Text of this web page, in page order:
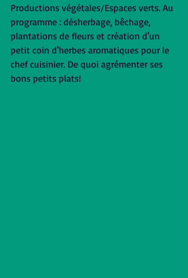
Productions végétales/Espaces verts. Au
programme : désherbage, bêchage,
plantations de fleurs et création d'un
petit coin d'herbes aromatiques pour le
chef cuisinier. De quoi agrémenter ses
bons petits plats!